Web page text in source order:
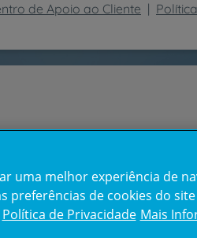
de Apoio ao Cliente |
uma melhor experiência de
de cookies do
Política de Privacidade Mais